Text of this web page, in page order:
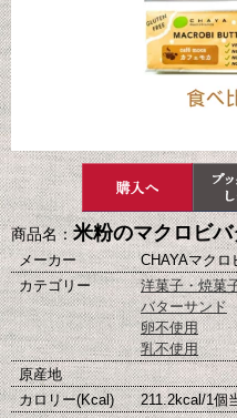
商品名：米粉のマクロビ
メーカー
CHAYAマクロ
カテゴリー
洋菓子・焼菓
バターサンド
卵不使用
乳不使用
原産地
カロリー(Kcal)
211.2kcal/1個